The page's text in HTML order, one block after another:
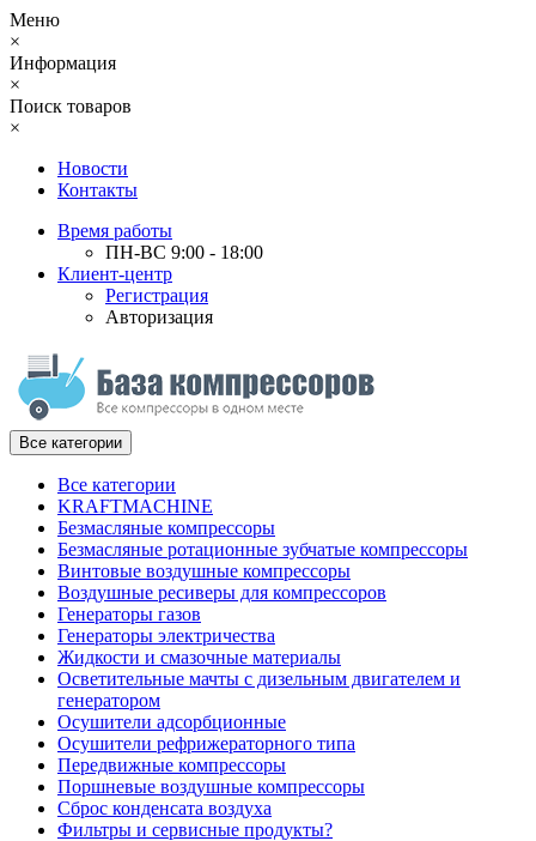
Меню
×
Информация
×
Поиск товаров
×
Новости
Контакты
Время работы
ПН-ВС 9:00 - 18:00
Клиент-центр
Регистрация
Авторизация
Все категории
Все категории
KRAFTMACHINE
Безмасляные компрессоры
Безмасляные ротационные зубчатые компрессоры
Винтовые воздушные компрессоры
Воздушные ресиверы для компрессоров
Генераторы газов
Генераторы электричества
Жидкости и смазочные материалы
Осветительные мачты с дизельным двигателем и
генератором
Осушители адсорбционные
Осушители рефрижераторного типа
Передвижные компрессоры
Поршневые воздушные компрессоры
Сброс конденсата воздуха
Фильтры и сервисные продукты?